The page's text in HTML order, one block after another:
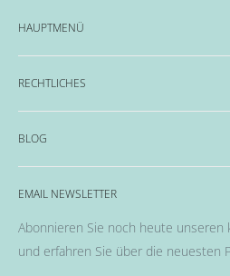
HAUPTMENÜ
Acryl und Dipping-System
Hard Gel Serien
CND™
OPI
EMME Farben
Flüssigkeiten & Versiegelung
Pinsel
Nail Art
RECHTLICHES
Impressum
Datenschutzerklärung
Widerrufsrecht & Widerrufsformular
Allgemeine Geschäftsbedingungen
BLOG
Alles rund um das Thema Nägel, Nail
EMAIL NEWSLETTER
Abonnieren Sie noch heute
und erfahren Sie über die neuesten